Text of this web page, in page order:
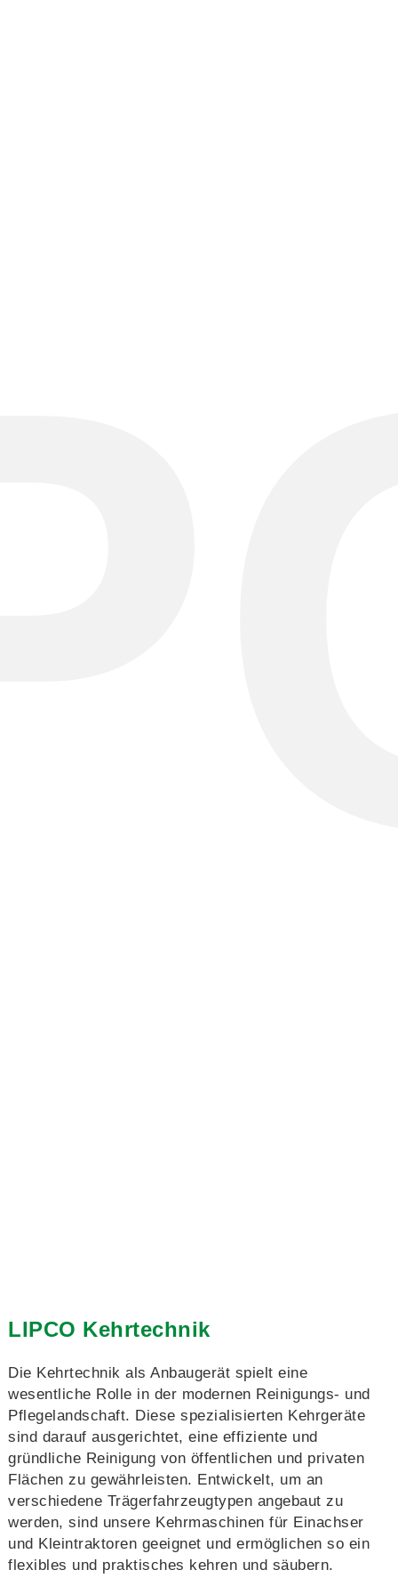
LIPCO Kehrtechnik
Die Kehrtechnik als Anbaugerät spielt eine
wesentliche Rolle in der modernen Reinigungs- und
Pflegelandschaft. Diese spezialisierten Kehrgeräte
sind darauf ausgerichtet, eine effiziente und
gründliche Reinigung von öffentlichen und privaten
Flächen zu gewährleisten. Entwickelt, um an
verschiedene Trägerfahrzeugtypen angebaut zu
werden, sind unsere Kehrmaschinen für Einachser
und Kleintraktoren geeignet und ermöglichen so ein
flexibles und praktisches kehren und säubern.